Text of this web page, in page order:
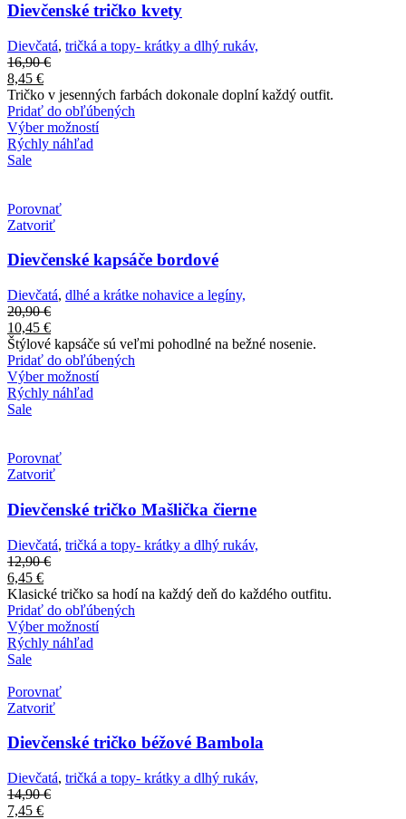
Dievčenské tričko kvety
Dievčatá, tričká a topy- krátky a dlhý rukáv,
16,90€
8,45 €
Tričko v jesenných farbách dokonale doplní každý outfit.
Pridať do obľúbených
Výber možností
Rýchly náhľad
Sale
Porovnať
Zatvoriť
Dievčenské kapsáče bordové
Dievčatá, dlhé a krátke nohavice a legíny,
20,90€
10,45 €
Štýlové kapsáče sú veľmi pohodlné na bežné nosenie.
Pridať do obľúbených
Výber možností
Rýchly náhľad
Sale
Porovnať
Zatvoriť
Dievčenské tričko Mašlička čierne
Dievčatá, tričká a topy- krátky a dlhý rukáv,
12,90€
6,45 €
Klasické tričko sa hodí na každý deň do každého outfitu.
Pridať do obľúbených
Výber možností
Rýchly náhľad
Sale
Porovnať
Zatvoriť
Dievčenské tričko béžové Bambola
Dievčatá, tričká a topy- krátky a dlhý rukáv,
14,90€
7,45 €